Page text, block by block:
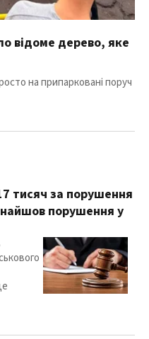
відоме дерево, яке
на припарковані поруч
тисяч за порушення
порушення у